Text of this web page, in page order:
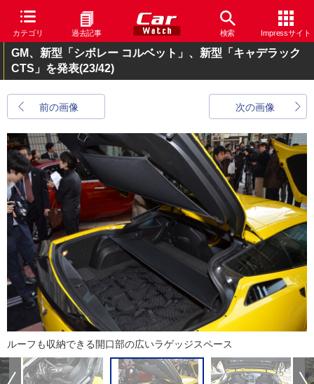
カテゴリ 過去記事 検索 Impressサイト
GM、新型「シボレー コルベット」、新型「キャデラック
CTS」を発表(23/42)
前の画像 次の画像
ルーフも収納できる開口部の広いラゲッジスペース